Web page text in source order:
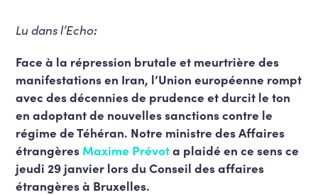
Lu dans l’Echo:
Face à la répression brutale et meurtrière des
manifestations en Iran, l’Union européenne rompt
avec des décennies de prudence et durcit le ton
en adoptant de nouvelles sanctions contre le
régime de Téhéran. Notre ministre des Affaires
étrangèresMaxime Prévota plaidé en ce sens ce
jeudi 29 janvier lors du Conseil des affaires
étrangères à Bruxelles.